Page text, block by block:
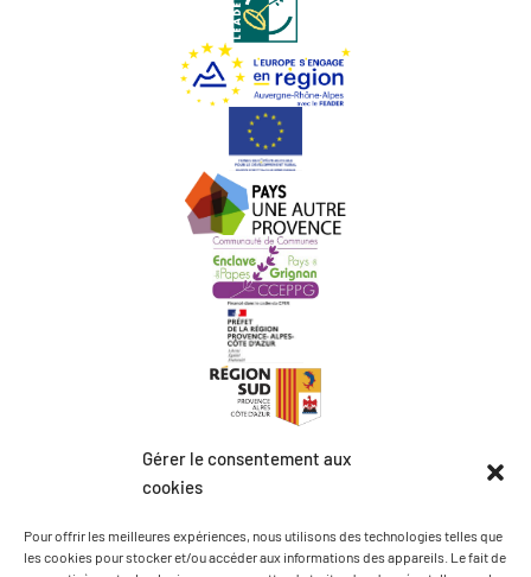
Gérer le consentement aux
cookies
Pour offrir les meilleures expériences, nous utilisons des technologies telles que
les cookies pour stocker et/ou accéder aux informations des appareils. Le fait de